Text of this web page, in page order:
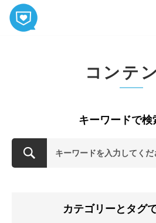
お知らせ
コンテ
キーワードで検
カテゴリーとタグ